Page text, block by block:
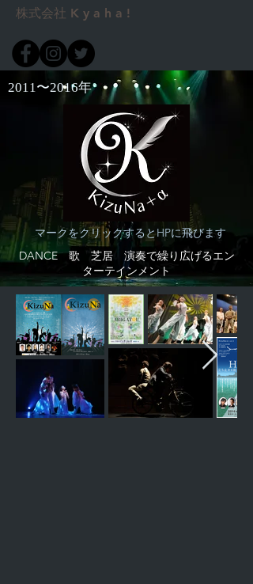
株式会社 K y a h a !
2011〜2016年
マークをクリックするとHPに飛びます
DANCE 歌 芝居 演奏で繰り広げるエン
ターテインメント​